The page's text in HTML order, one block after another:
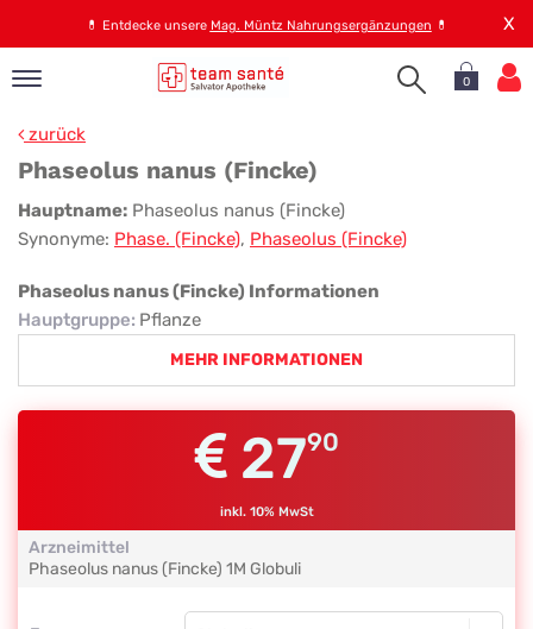
💊 Entdecke unsere Mag. Müntz Nahrungsergänzungen 💊 X
0
zurück
Phaseolus nanus (Fincke)
Phaseolus
nanus
(Fincke)
Hauptname: Phaseolus nanus (Fincke)
Synonyme: Phase. (Fincke), Phaseolus (Fincke)
Phaseolus nanus (Fincke) Informationen
Hauptgruppe: Pflanze
MEHR INFORMATIONEN
2790
inkl. 10% MwSt
Arzneimittel
Phaseolus nanus (Fincke) 1M Globuli
Form